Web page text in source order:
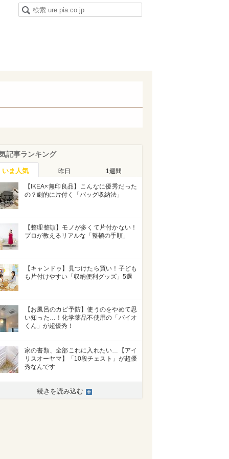
記事ランキング
いま人気 昨日 1週間
【IKEA×無印良品】こんなに優秀だった
の？劇的に片付く「バッグ収納法」
【整理整頓】モノが多くて片付かない！
プロが教えるリアルな「整頓の手順」
【キャンドゥ】見つけたら買い！子ども
も片付けやすい「収納便利グッズ」5選
【お風呂のカビ予防】使うのをやめて思
い知った…！化学薬品不使用の「バイオ
くん」が超優秀！
家の書類、全部これに入れたい…【アイ
リスオーヤマ】「10段チェスト」が超優
秀なんです
続きを読み込む